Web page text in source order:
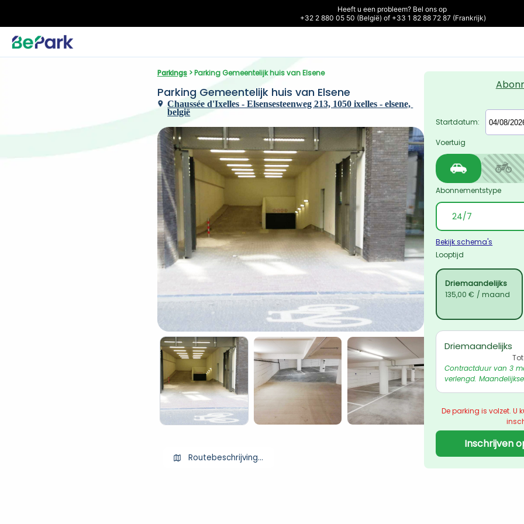
Heeft u een probleem? Bel ons op
+32 2 880 05 50 (België) of +33 1 82 88 72 87 (Frankrijk)
Parkings > Parking Gemeentelijk huis van Elsene
Parking Gemeentelijk huis van Elsene
Chaussée d'Ixelles - Elsensesteenweg 213, 1050 ixelles - elsene,
belgië
Routebeschrijving ophalen
Startdatum:
Voertuig
Abonnementstype
Bekijk schema's
Looptijd
Driemaandelijks
135,00 € / maand
Driemaandelijks
Contractduur van 3
verlengd.
De parking is volzet. U
Inschrijven